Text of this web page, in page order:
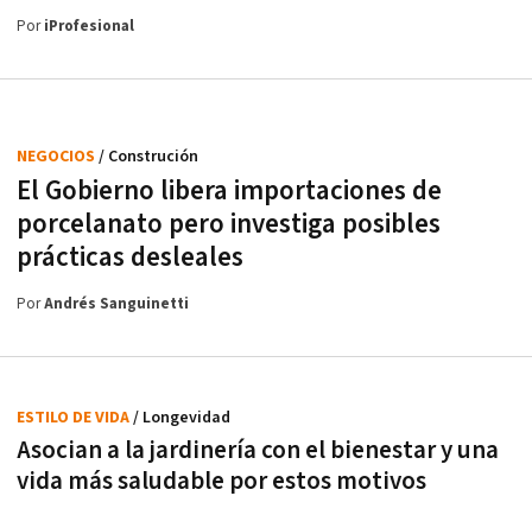
PoriProfesional
El Gobierno libera importaciones de
porcelanato pero investiga posibles
prácticas desleales
NEGOCIOS / Construción
PorAndrés Sanguinetti
Asocian a la jardinería con el bienestar y una
vida más saludable por estos motivos
ESTILO DE VIDA/ Longevidad